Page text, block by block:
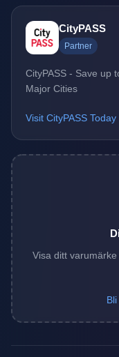
CityPASS
Partner
CityPASS - Save up
Major Cities
Visit CityPASS
Visa ditt